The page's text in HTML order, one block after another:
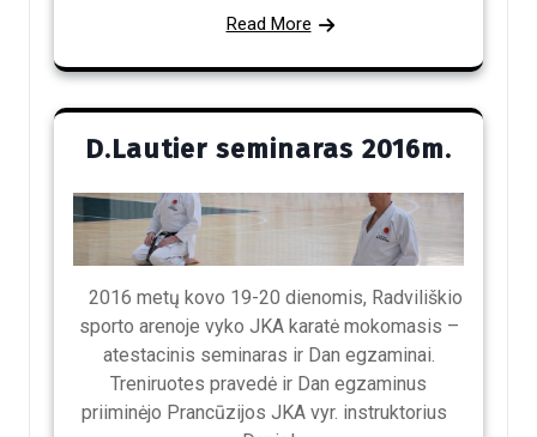
Read More
D.Lautier seminaras 2016m.
2016 metų kovo 19-20 dienomis, Radviliškio
sporto arenoje vyko JKA karatė mokomasis –
atestacinis seminaras ir Dan egzaminai.
Treniruotes pravedė ir Dan egzaminus
priiminėjo Prancūzijos JKA vyr. instruktorius